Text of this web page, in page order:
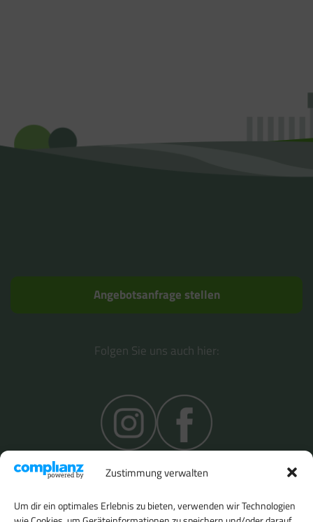
Zustimmung verwalten
Um dir ein optimales Erlebnis zu bieten, verwenden wir Technologien
Angebotsanfrage stellen
Folgen Sie uns auch hier: